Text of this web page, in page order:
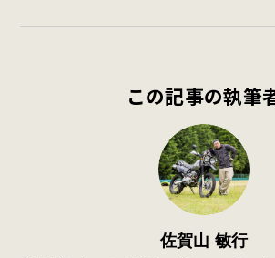
この記事の執筆
佐賀山 敏行